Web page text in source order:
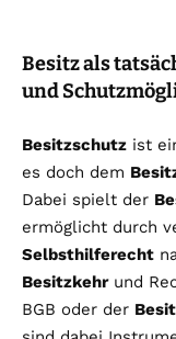
Besitz als
und
Besitzschutz ist
es doch dem
Dabei spielt der
ermöglicht durch
Selbsthilferecht
Besitzkehrund
BGB oder der